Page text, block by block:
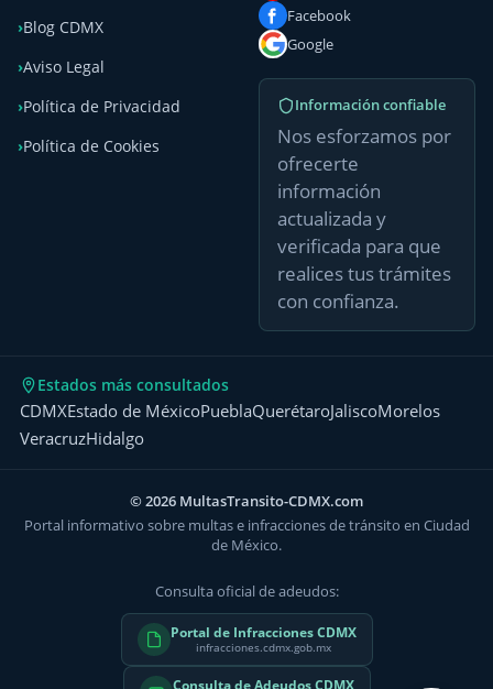
Blog CDMX
Aviso Legal
Política de Privacidad
Política de Cookies
Facebook
Google
Información confiable
Nos esforzamos por
ofrecerte
información
actualizada y
verificada para que
realices tus trámites
con confianza.
Estados más consultados
CDMXEstado de MéxicoPueblaQuerétaroJaliscoMorelos
VeracruzHidalgo
© 2026 MultasTransito-CDMX.com
Portal informativo sobre multas e infracciones de tránsito en Ciudad
de México.
Consulta oficial de adeudos:
Portal de Infracciones CDMX
infracciones.cdmx.gob.mx